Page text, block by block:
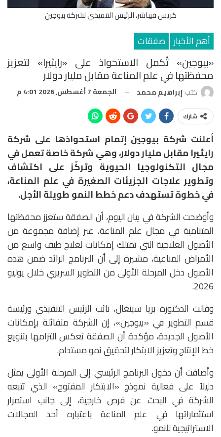
كريس فيباشر، الرئيس التنفيذي لشركة بيوجين
أهم الأخبار صفقات
«بيوجين» تُكمل الاستحواذ على «رايثيرا» لتعزيز
محفظتها في علم المناعة مقابل مليار دولار
كتب إبراهيم محمد الجمعة 7 أغسطس, 2026 4:01 م
شارك
أعلنت شركة بيوجين إتمام استحواذها على شركة
رايثيرا مقابل مليار دولار، وهي شركة خاصة تعمل في
مجال التكنولوجيا الحيوية وتركّز على اكتشاف
وتطوير علاجات الجزيئات الصغيرة في علم المناعة،
في خطوة تستهدف دعم خطط النمو طويلة الأجل.
وأوضحت الشركة في بيان اليوم، أن الصفقة ستعزز محفظتها
المتنامية في مجال علم المناعة، عبر إضافة مجموعة من
الأصول العلاجية التي تمتلك إمكانات لعلاج طيف واسع من
الأمراض المناعية، مشيرة إلى أن البرنامج الرائد ضمن هذه
الأصول دخل المرحلة الأولى من التطوير السريري خلال يوليو
2026.
وقالت الدكتورة بريا سينغال، نائب الرئيس التنفيذي ورئيسة
قسم التطوير في «بيوجين»، إن الشركة متفائلة بإمكانات
الأصول الجديدة، مؤكدة أن الصفقة تعكس التزامها بتنويع
خط الإنتاج وتعزيز الابتكار لتحقيق نمو مستدام.
وأضافت أن دخول البرنامج الرئيسي إلى المرحلة الأولى يمثل
دليلاً على فعالية نموذج «الابتكار المفتوح» الذي تتبعه
الشركة في البحث عن فرص خارجية، إلى جانب استمرار
استثماراتها في علم المناعة باعتباره أحد المجالات
الاستراتيجية للنمو.